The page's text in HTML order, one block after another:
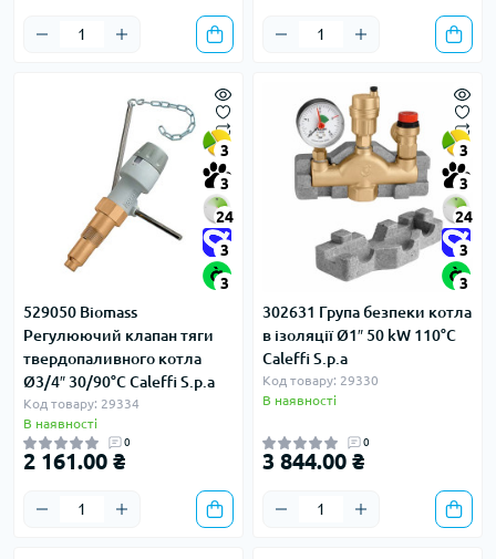
3
3
24
3
3
529050 Biomass
Регулюючий клапан тяги
твердопаливного котла
Ø3/4″ 30/90°C Caleffi S.p.a
Код товару: 29334
В наявності
0
2 161.00 ₴
3
3
24
3
3
302631 Група безпеки котла
в ізоляції Ø1″ 50 kW 110°C
Caleffi S.p.a
Код товару: 29330
В наявності
0
3 844.00 ₴